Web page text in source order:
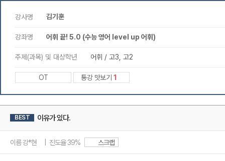
강사명 김기훈
강좌명 어휘 끝! 5.0 (수능 영어 level up 어휘)
주제(과목) 및 대상학년 어휘 / 고3, 고2
OT 통강 맛보기 1
BEST 이유가 있다.
이름 강*현 | 진도율 39% 스크랩